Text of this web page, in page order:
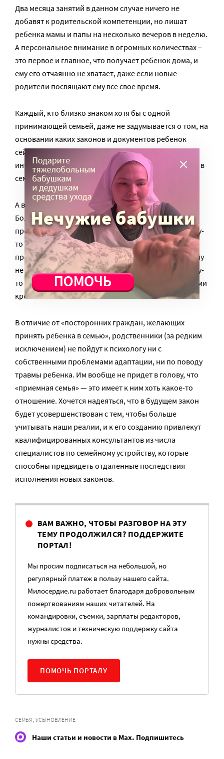
Два месяца занятий в данном случае ничего не
добавят к родительской компетенции, но лишат
ребенка мамы и папы на несколько вечеров в неделю.
А персональное внимание в огромных количествах –
это первое и главное, что получает ребенок дома, и
ему его отчаянно не хватает, даже если новые
родители посвящают ему все свое время.
Каждый, кто близко знаком хотя бы с одной
принимающей семьей, даже не задумывается о том, на
основании каких законов и документов ребенок
сейчас с мамой и папой. Любовь, забота, защита
интересов – не зависят от формы принятия ребенка в
семью.
А вторая «льготная» категория – это группа риска.
Большинство возвратов детей из новых семей
происходит как раз из семей родственников. Почему-
то считается, что если «кровиночка» — то все
проблемы разрешатся сами собой. И в голову никому
не приходит, что кровным родственникам надо чему-
то учиться, чтобы взять в семью ребенка одной с ними
крови…
В отличие от «посторонних граждан, желающих
принять ребенка в семью», родственники (за редким
исключением) не пойдут к психологу ни с
собственными проблемами адаптации, ни по поводу
травмы ребенка. Им вообще не придет в голову, что
«приемная семья» — это имеет к ним хоть какое-то
отношение. Хочется надеяться, что в будущем закон
будет усовершенствован с тем, чтобы больше
учитывать наши реалии, и к его созданию привлекут
квалифицированных консультантов из числа
специалистов по семейному устройству, которые
способны предвидеть отдаленные последствия
исполнения новых законов.
ВАМ ВАЖНО, ЧТОБЫ РАЗГОВОР НА ЭТУ
ТЕМУ ПРОДОЛЖИЛСЯ? ПОДДЕРЖИТЕ
ПОРТАЛ!
Мы просим подписаться на небольшой, но
регулярный платеж в пользу нашего сайта.
Милосердие.ru работает благодаря добровольным
пожертвованиям наших читателей. На
командировки, съемки, зарплаты редакторов,
журналистов и техническую поддержку сайта
нужны средства.
ПОМОЧЬ ПОРТАЛУ
СЕМЬЯ, УСЫНОВЛЕНИЕ
Наши статьи и новости в Max. Подпишитесь